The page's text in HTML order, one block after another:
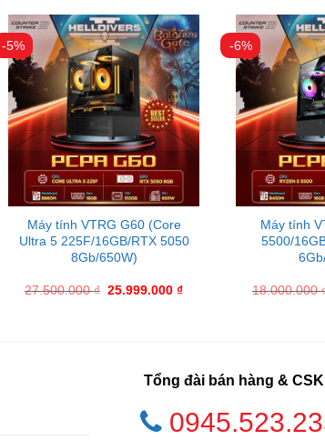
-5%
Máy tính VTRG G60 (Core
Ultra 5 225F/16GB/RTX 5050
8Gb/650W)
27.500.000₫ 25.999.000₫
-6%
Máy tính
5500/
18.000.000
Tổng đài bán hàng &